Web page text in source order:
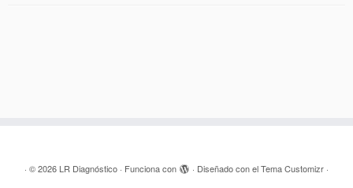
· © 2026 LR Diagnóstico · Funciona con · Diseñado con elTema Customizr ·